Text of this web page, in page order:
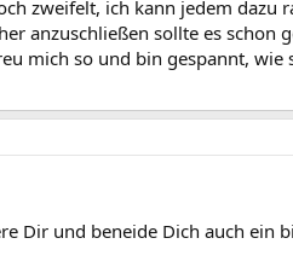
zweifelt, ich kann jedem dazu
anzuschließen sollte es schon
mich so und bin gespannt,
Dir und beneide Dich auch ein